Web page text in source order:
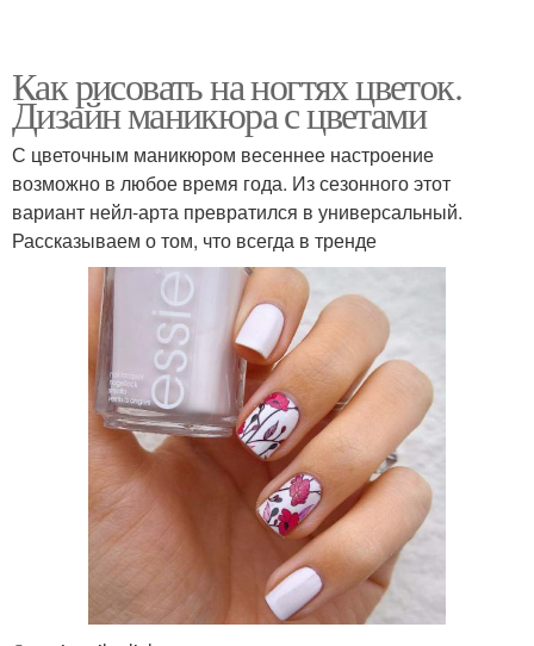
Как рисовать на ногтях цветок.
Дизайн маникюра с цветами
С цветочным маникюром весеннее настроение
возможно в любое время года. Из сезонного этот
вариант нейл-арта превратился в универсальный.
Рассказываем о том, что всегда в тренде